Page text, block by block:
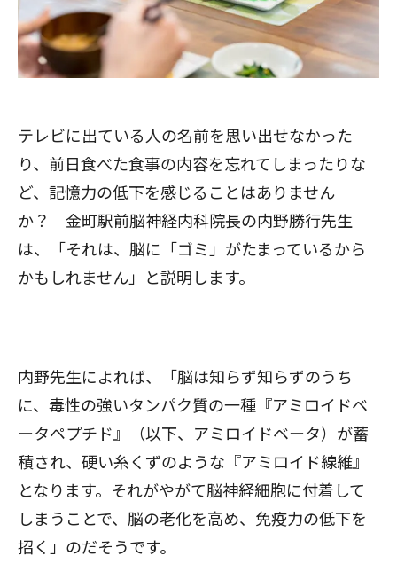
テレビに出ている人の名前を思い出せなかった
り、前日食べた食事の内容を忘れてしまったりな
ど、記憶力の低下を感じることはありません
か？ 金町駅前脳神経内科院長の内野勝行先生
は、「それは、脳に「ゴミ」がたまっているから
かもしれません」と説明します。
内野先生によれば、「脳は知らず知らずのうち
に、毒性の強いタンパク質の一種『アミロイドベ
ータペプチド』（以下、アミロイドベータ）が蓄
積され、硬い糸くずのような『アミロイド線維』
となります。それがやがて脳神経細胞に付着して
しまうことで、脳の老化を高め、免疫力の低下を
招く」のだそうです。